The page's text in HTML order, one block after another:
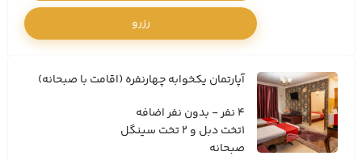
رزرو
آپارتمان یکخوابه چهارنفره (اقامت با صبحانه)
4 نفر - بدون نفر اضافه
1تخت دبل و 2 تخت سینگل
صبحانه